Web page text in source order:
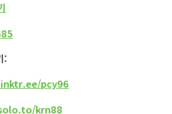
:
pcy96
krn88